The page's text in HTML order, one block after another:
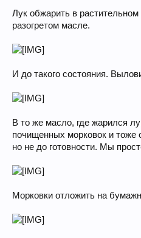
Лук обжарить в
разогретом масле.
И до такого состояния.
В то же масло, где жарился
почищенных морковок и тоже
но не до готовности. Мы
Морковки отложить на